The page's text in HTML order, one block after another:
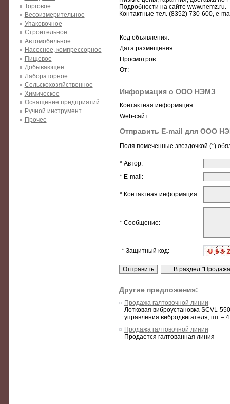
Торговое
Весоизмерительное
Упаковочное
Строительное
Автомобильное
Насосное, компрессорное
Пищевое
Добывающее
Лабораторное
Сельскохозяйственное
Химическое
Оснащение предприятий
Ручной инструмент
Прочее
Подробности на сайте www.nemz.ru.
Контактные тел. (8352) 730-600, e-
Код объявления:
Дата размещения:
Просмотров:
От:
Информация о ООО НЭМЗ
Контактная информация:
Web-сайт:
Отправить E-mail для ООО
Поля помеченные звездочкой (*)
* Автор:
* E-mail:
* Контактная информация:
* Сообщение:
* Защитный код:
Другие предложения:
Продажа галтовочной линии
Лотковая виброустановка SCVL-
управления вибродвигателя, шт –
Продажа галтовочной линии
Продается галтованная линия